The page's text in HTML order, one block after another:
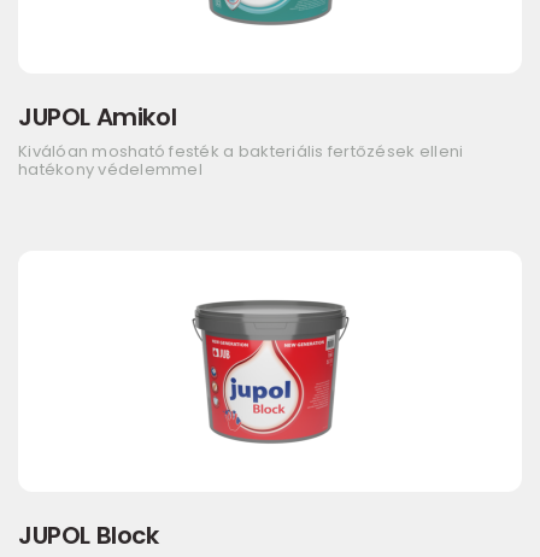
JUPOL Amikol
Kiválóan mosható festék a bakteriális fertőzések elleni
hatékony védelemmel
JUPOL Block